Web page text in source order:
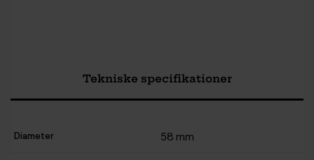
Tekniske specifikationer
Diameter 58 mm